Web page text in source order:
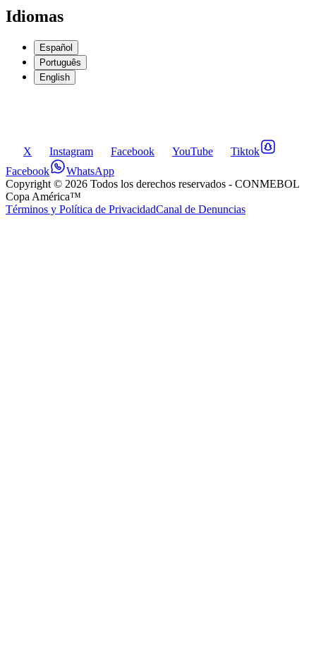
Idiomas
Español
Português
English
X Instagram Facebook YouTube
Tiktok
Facebook
WhatsApp
Copyright © 2026 Todos los derechos reservados - CONMEBOL
Copa América™
Términos y Política de PrivacidadCanal de Denuncias